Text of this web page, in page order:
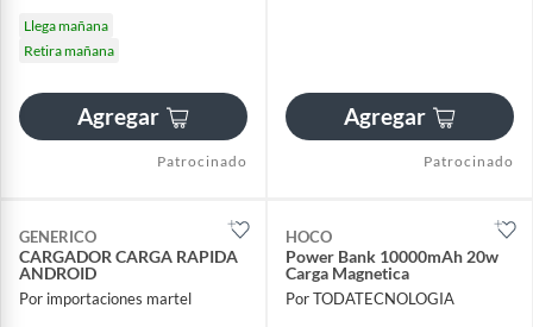
Llega mañana
Retira mañana
Agregar
Patrocinado
Agregar
Patrocinado
GENERICO
CARGADOR CARGA RAPIDA
ANDROID
Por importaciones martel
HOCO
Power Bank 10000mAh 20w
Carga Magnetica
Por TODATECNOLOGIA